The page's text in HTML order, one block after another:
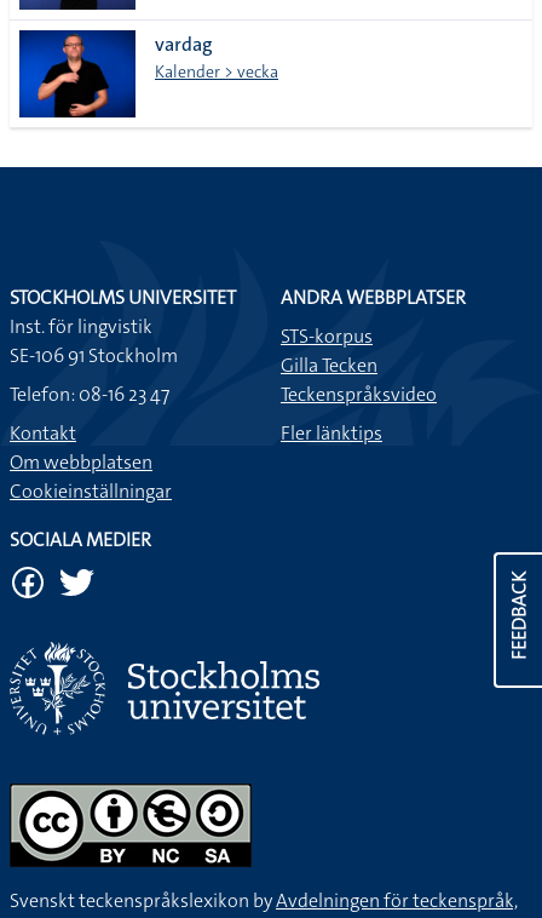
vardag
Kalender > vecka
FEEDBACK
STOCKHOLMS UNIVERSITET
Inst. för lingvistik
SE-106 91 Stockholm
Telefon: 08-16 23 47
Kontakt
Om webbplatsen
Cookieinställningar
ANDRA WEBBPLATSER
STS-korpus
Gilla Tecken
Teckenspråksvideo
Fler länktips
SOCIALA MEDIER
Svenskt teckenspråkslexikon byAvdelningen för teckenspråk,